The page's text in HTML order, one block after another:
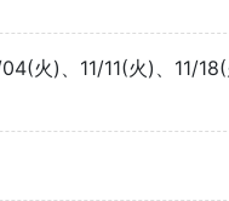
火)、11/11(火)、11/18(